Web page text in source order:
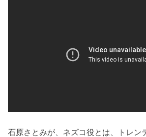
石原さとみが、ネズコ役とは、トレン